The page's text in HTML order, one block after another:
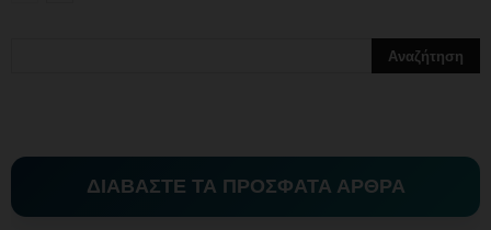
ΔΙΑΒΑΣΤΕ ΤΑ ΠΡΟΣΦΑΤΑ ΑΡΘΡΑ